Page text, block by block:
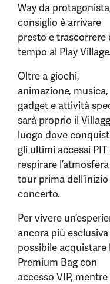
Way da
consiglio è arrivare
presto e trascorrere
tempo al Play Village.
Oltre a giochi,
animazione, musica,
gadget e attività
sarà proprio il
luogo dove
gli ultimi accessi PIT
respirare
tour prima
concerto.
Per vivere
ancora più esclusiva
possibile acquistare
Premium Bag con
accesso VIP,